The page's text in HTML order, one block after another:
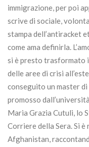
immigrazione, per poi
scrive di sociale,
stampa dell’antiracket
come ama definirla.
si è presto trasformato
delle aree di crisi
conseguito un master
promosso
Maria Grazia Cutuli, lo
Corriere della Sera. Si
Afghanistan,